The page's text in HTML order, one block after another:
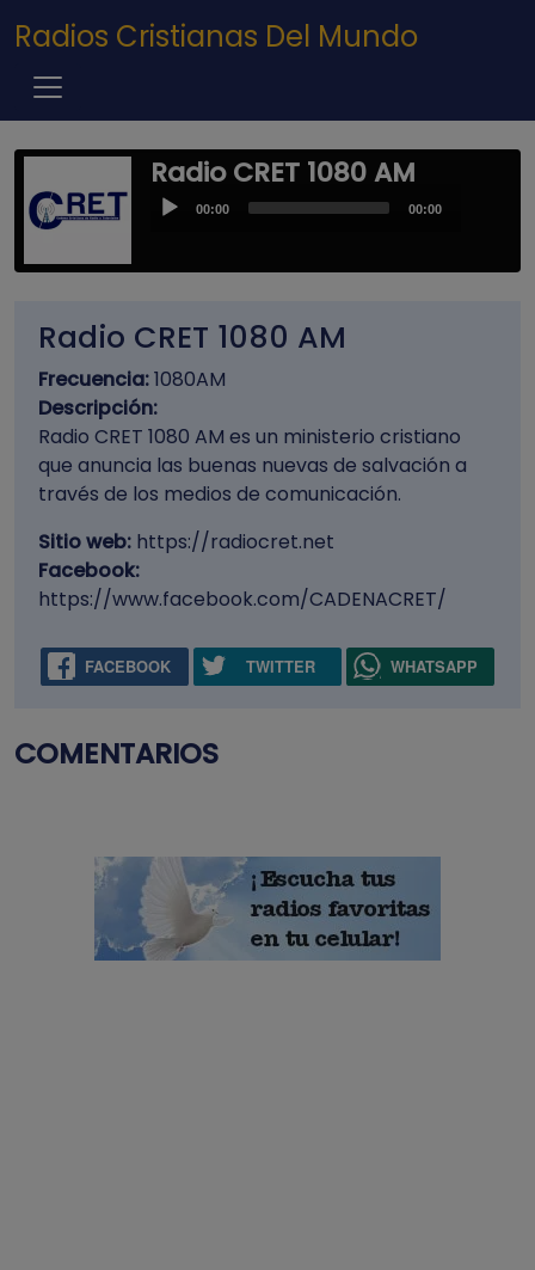
Pasar al contenido principal
Radios Cristianas Del Mundo
Radio CRET 1080 AM
Audio00:00 00:00
Radio CRET 1080 AM
Frecuencia:1080AM
Descripción:
Radio CRET 1080 AM es un ministerio cristiano
que anuncia las buenas nuevas de salvación a
través de los medios de comunicación.
Sitio web: https://radiocret.net
Facebook:
https://www.facebook.com/CADENACRET/
FACEBOOK TWITTER WHATSAPP
COMENTARIOS